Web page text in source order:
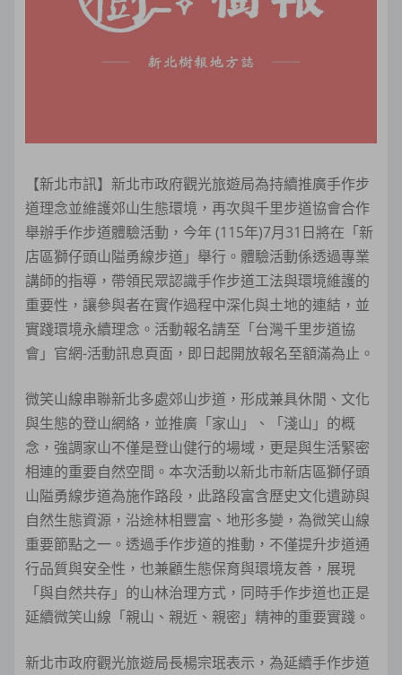
【新北市訊】新北市政府觀光旅遊局為持續推廣手作步
道理念並維護郊山生態環境，再次與千里步道協會合作
舉辦手作步道體驗活動，今年 (115年)7月31日將在「新
店區獅仔頭山隘勇線步道」舉行。體驗活動係透過專業
講師的指導，帶領民眾認識手作步道工法與環境維護的
重要性，讓參與者在實作過程中深化與土地的連結，並
實踐環境永續理念。活動報名請至「台灣千里步道協
會」官網-活動訊息頁面，即日起開放報名至額滿為止。
微笑山線串聯新北多處郊山步道，形成兼具休閒、文化
與生態的登山網絡，並推廣「家山」、「淺山」的概
念，強調家山不僅是登山健行的場域，更是與生活緊密
相連的重要自然空間。本次活動以新北市新店區獅仔頭
山隘勇線步道為施作路段，此路段富含歷史文化遺跡與
自然生態資源，沿途林相豐富、地形多變，為微笑山線
重要節點之一。透過手作步道的推動，不僅提升步道通
行品質與安全性，也兼顧生態保育與環境友善，展現
「與自然共存」的山林治理方式，同時手作步道也正是
延續微笑山線「親山、親近、親密」精神的重要實踐。
新北市政府觀光旅遊局長楊宗珉表示，為延續手作步道